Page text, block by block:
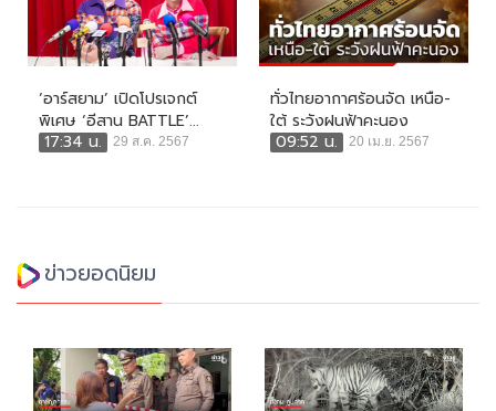
‘อาร์สยาม’ เปิดโปรเจกต์
พิเศษ ‘อีสาน BATTLE’...
17:34 น.
29 ส.ค. 2567
ทั่วไทยอากาศร้อนจัด เหนือ-
ใต้ ระวังฝนฟ้าคะนอง
09:52 น.
20 เม.ย. 2567
ข่าวยอดนิยม